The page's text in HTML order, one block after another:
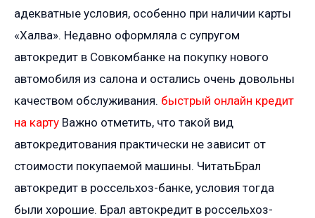
адекватные условия, особенно при наличии карты
«Халва». Недавно оформляла с супругом
автокредит в Совкомбанке на покупку нового
автомобиля из салона и остались очень довольны
качеством обслуживания. быстрый онлайн кредит
на карту Важно отметить, что такой вид
автокредитования практически не зависит от
стоимости покупаемой машины. ЧитатьБрал
автокредит в россельхоз-банке, условия тогда
были хорошие. Брал автокредит в россельхоз-